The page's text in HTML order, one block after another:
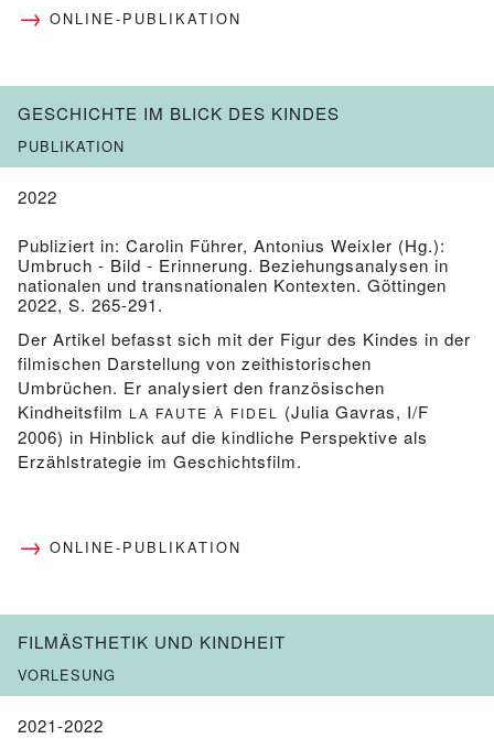
ONLINE-PUBLIKATION
GESCHICHTE IM BLICK DES KINDES
PUBLIKATION
2022
Publiziert in: Carolin Führer, Antonius Weixler (Hg.):
Umbruch - Bild - Erinnerung. Beziehungsanalysen in
nationalen und transnationalen Kontexten. Göttingen
2022, S. 265-291.
Der Artikel befasst sich mit der Figur des Kindes in der
filmischen Darstellung von zeithistorischen
Umbrüchen. Er analysiert den französischen
Kindheitsfilm LA FAUTE À FIDEL (Julia Gavras, I/F
2006) in Hinblick auf die kindliche Perspektive als
Erzählstrategie im Geschichtsfilm.
ONLINE-PUBLIKATION
FILMÄSTHETIK UND KINDHEIT
VORLESUNG
2021-2022